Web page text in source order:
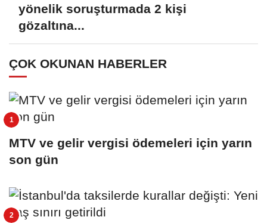
yönelik soruşturmada 2 kişi
gözaltına...
ÇOK OKUNAN HABERLER
MTV ve gelir vergisi ödemeleri için yarın
son gün